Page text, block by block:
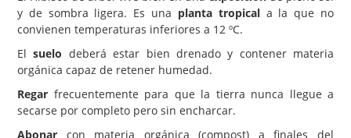
y de sombra ligera. Es una planta tropicala la que no
convienen temperaturas inferiores a 12 ºC.
Elsuelo deberá estar bien drenado y contener materia
orgánica capaz de retener humedad.
Regar frecuentemente para que la tierra nunca llegue a
secarse por completo pero sin encharcar.
Abonar con materia orgánica (compost) a finales del